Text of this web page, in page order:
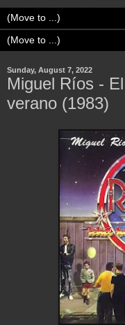
Sunday, August 7, 2022
Miguel Ríos -
verano (1983)